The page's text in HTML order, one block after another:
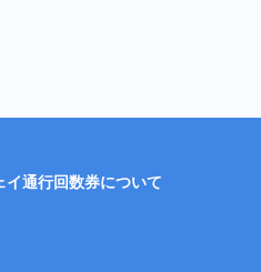
通行回数券について